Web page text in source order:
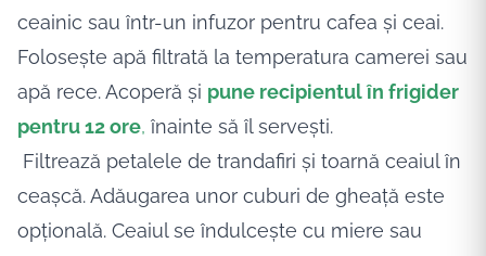
ceainic sau într-un infuzor pentru cafea și ceai.
Folosește apă filtrată la temperatura camerei sau
apă rece. Acoperă și pune recipientul în frigider
pentru 12 ore, înainte să îl servești.
Filtrează petalele de trandafiri și toarnă ceaiul în
ceașcă. Adăugarea unor cuburi de gheață este
opțională. Ceaiul se îndulcește cu miere sau